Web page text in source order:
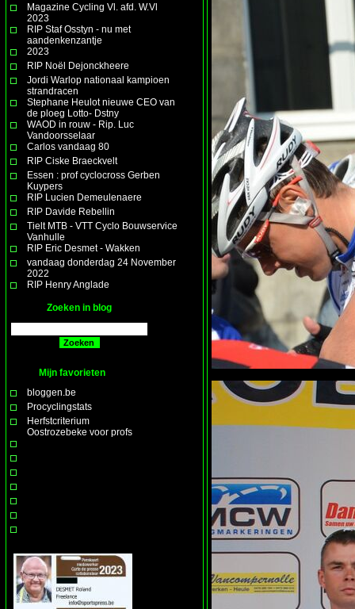
Magazine Cycling Vl. afd. W.Vl
2023
RIP Staf Osstyn - nu met
aandenkenzantje
2023
RIP Noël Dejonckheere
Jordi Warlop nationaal kampioen
strandracen
Stephane Heulot nieuwe CEO van
de ploeg Lotto- Dstny
WAOD in rouw - Rip. Luc
Vandoorsselaar
Carlos vandaag 80
RIP Ciske Braeckvelt
Essen : prof cyclocross Gerben
Kuypers
RIP Lucien Demeulenaere
RIP Davide Rebellin
Tielt MTB - VTT Cyclo Bouwservice
Vanhulle
RIP Eric Desmet - Wakken
vandaag donderdag 24 November
2022
RIP Henry Anglade
Zoeken in blog
Mijn favorieten
bloggen.be
Procyclingstats
Herfstcriterium
Oostrozebeke voor profs